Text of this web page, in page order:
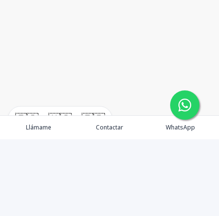
🇪🇸 🇺🇸 🇫🇷
Llámame Contactar WhatsApp